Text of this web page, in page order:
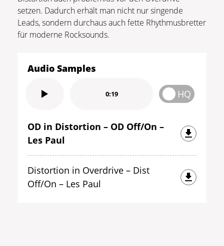
setzen. Dadurch erhält man nicht nur singende
Leads, sondern durchaus auch fette Rhythmusbretter
für moderne Rocksounds.
Audio Samples
0:19 HQ
OD in Distortion – OD Off/On –
Les Paul
Distortion in Overdrive – Dist
Off/On – Les Paul